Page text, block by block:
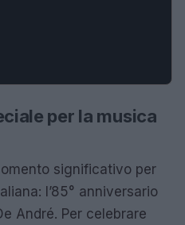
per la musica
significativo per
l’85° anniversario
André. Per celebrare